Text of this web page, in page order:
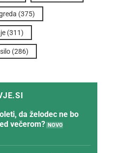
(375)
(311)
(286)
da želodec ne bo
večerom?